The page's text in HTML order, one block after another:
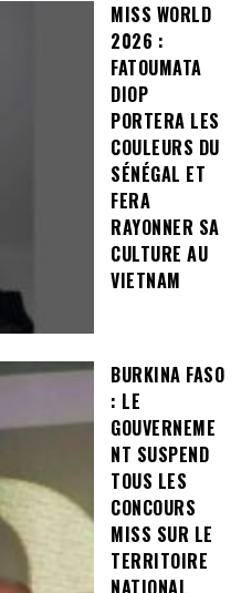
MISS WORLD
2026 :
FATOUMATA
DIOP
PORTERA LES
COULEURS DU
SÉNÉGAL ET
FERA
RAYONNER SA
CULTURE AU
VIETNAM
BURKINA FASO
: LE
GOUVERNEME
NT SUSPEND
TOUS LES
CONCOURS
MISS SUR LE
TERRITOIRE
NATIONAL